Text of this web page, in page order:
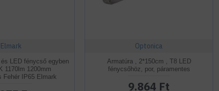
Elmark
LED fénycső egyben
1170lm 1200mm
Fehér IP65 Elmark
Optonica
Armatúra , 2*150cm , T8 LED
fénycsőhöz, por, páramentes
9.864 Ft